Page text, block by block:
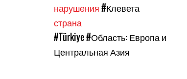
нарушения#Клевета
страна
#Türkiye#Область: Европа и
Центральная Азия